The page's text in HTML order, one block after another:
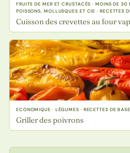
FRUITS DE MER ET CRUSTACÉS · MOINS DE 30
POISSONS, MOLLUSQUES ET CIE · RECETTES
Cuisson des crevettes au four
ECONOMIQUE · LÉGUMES · RECETTES DE BASE
Griller des poivrons